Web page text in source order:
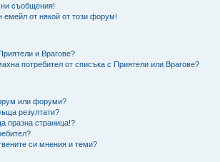
съобщения!
от някой от този форум!
и Врагове?
потребител от списъка с Приятели или Врагове?
или форуми?
резултати?
празна страница!?
си мнения и теми?